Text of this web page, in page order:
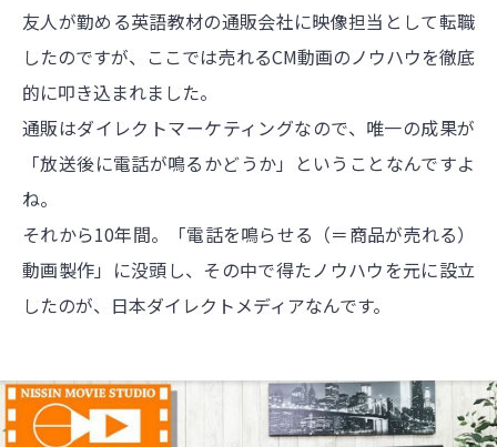
友人が勤める英語教材の通販会社に映像担当として転職
したのですが、ここでは売れるCM動画のノウハウを徹底
的に叩き込まれました。
通販はダイレクトマーケティングなので、唯一の成果が
「放送後に電話が鳴るかどうか」ということなんですよ
ね。
それから10年間。「電話を鳴らせる（＝商品が売れる）
動画製作」に没頭し、その中で得たノウハウを元に設立
したのが、日本ダイレクトメディアなんです。